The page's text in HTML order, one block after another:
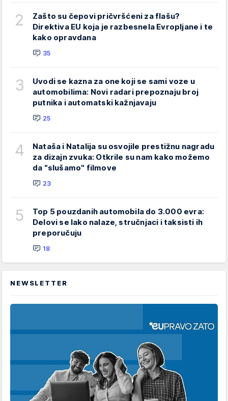
2
Zašto su čepovi pričvršćeni za flašu?
Direktiva EU koja je razbesnela Evropljane i te
kako opravdana
35
3
Uvodi se kazna za one koji se sami voze u
automobilima: Novi radari prepoznaju broj
putnika i automatski kažnjavaju
25
4
Nataša i Natalija su osvojile prestižnu nagradu
za dizajn zvuka: Otkrile su nam kako možemo
da "slušamo" filmove
23
5
Top 5 pouzdanih automobila do 3.000 evra:
Delovi se lako nalaze, stručnjaci i taksisti ih
preporučuju
18
NEWSLETTER